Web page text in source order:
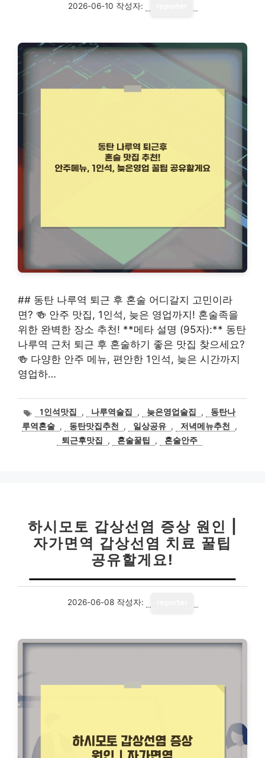
2026-06-10 작성자:
## 동탄 나루역 퇴근 후 혼술 어디갈지 고민이라
면? 🍻 안주 맛집, 1인석, 늦은 영업까지! 혼술족을
위한 완벽한 장소 추천! **메타 설명 (95자):** 동탄
나루역 근처 퇴근 후 혼술하기 좋은 맛집 찾으세요?
🍻 다양한 안주 메뉴, 편안한 1인석, 늦은 시간까지
영업하…
태
그
1인석맛집 , 나루역술집 , 늦은영업술집 ,
동탄나
루역혼술 , 동탄맛집추천 , 일상공유 , 저녁메뉴추천
,
퇴근후맛집
, 혼술꿀팁 , 혼술안주
하시모토 갑상선염 증상 원인 |
자가면역 갑상선염 치료 꿀팁
공유할게요!
2026-06-08 작성자: